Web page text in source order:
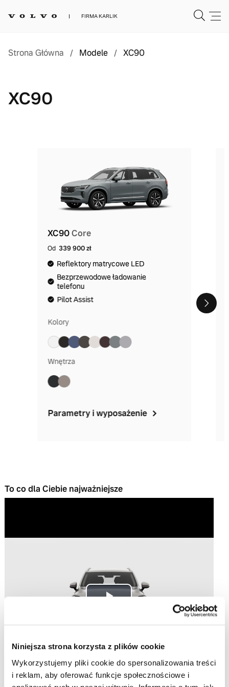
Niniejsza strona korzysta z plików cookie
Wykorzystujemy pliki cookie do spersonalizowania treści
i reklam, aby oferować funkcje społecznościowe i
FIRMA KARLIK
Strona Główna / Modele / XC90
XC90
XC90Core
Od339 900 zł
Reflektory matrycowe LED
Bezprzewodowe ładowanie
telefonu
Pilot Assist
Kolory
Wnętrza
Parametry i wyposażenie
To co dla Ciebie najważniejsze
Video